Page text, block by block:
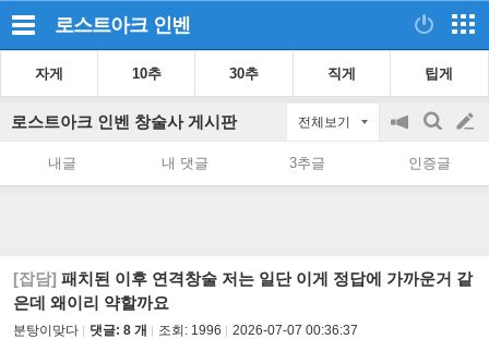
로스트아크 인벤
자게 10추 30추 직게 팁게
로스트아크 인벤 창술사 게시판 전체보기
공
on/off
검
색
글
쓰
내글 내 댓글 3추글 인증글
[잡담] 패치된 이후 연격창술 저는 일단 이게 정답에 가까운거 같
은데 왜이리 약할까요
분탕이맞다 댓글: 8 개 조회: 1996 2026-07-07 00:36:37